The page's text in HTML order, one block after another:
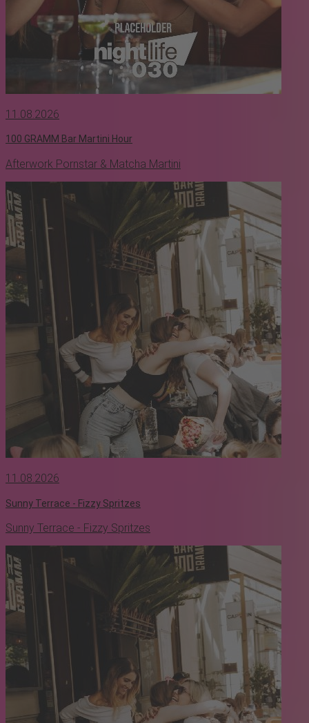
11.08.2026
100 GRAMM Bar Martini Hour
Afterwork Pornstar & Matcha Martini
11.08.2026
Sunny Terrace - Fizzy Spritzes
Sunny Terrace - Fizzy Spritzes